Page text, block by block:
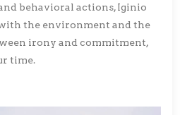
behavioral actions, Iginio
the environment and the
irony and commitment,
time.